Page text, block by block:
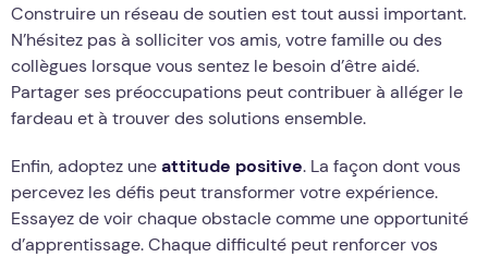
Construire un réseau de soutien est tout aussi important.
N’hésitez pas à solliciter vos amis, votre famille ou des
collègues lorsque vous sentez le besoin d’être aidé.
Partager ses préoccupations peut contribuer à alléger le
fardeau et à trouver des solutions ensemble.
Enfin, adoptez uneattitude positive. La façon dont vous
percevez les défis peut transformer votre expérience.
Essayez de voir chaque obstacle comme une opportunité
d’apprentissage. Chaque difficulté peut renforcer vos